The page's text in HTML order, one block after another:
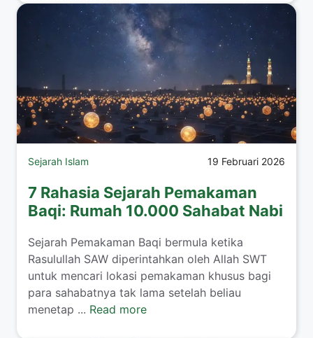
Sejarah Islam 19 Februari 2026
7 Rahasia Sejarah Pemakaman
Baqi: Rumah 10.000 Sahabat Nabi
Sejarah Pemakaman Baqi bermula ketika
Rasulullah SAW diperintahkan oleh Allah SWT
untuk mencari lokasi pemakaman khusus bagi
para sahabatnya tak lama setelah beliau
menetap ... Read more